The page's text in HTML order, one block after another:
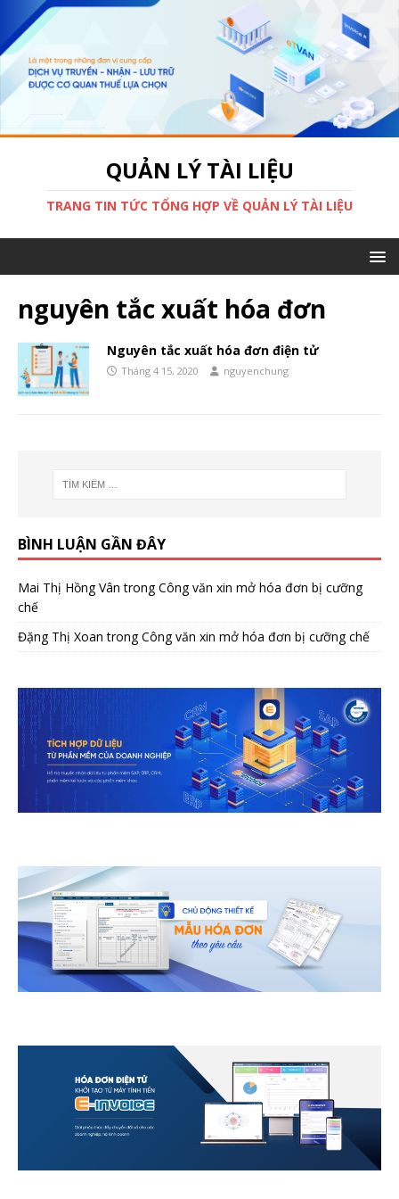
QUẢN LÝ TÀI LIỆU
TRANG TIN TỨC TỔNG HỢP VỀ QUẢN LÝ TÀI LIỆU
nguyên tắc xuất hóa đơn
Nguyên tắc xuất hóa đơn điện tử
Tháng 4 15, 2020 nguyenchung
BÌNH LUẬN GẦN ĐÂY
Mai Thị Hồng Vân trongCông văn xin mở hóa đơn bị cưỡng
chế
Đặng Thị Xoan trongCông văn xin mở hóa đơn bị cưỡng chế